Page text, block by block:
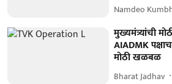
Namdeo
मुख्यमंत्र्यांची
AIADMK
मोठी खळबळ
Bharat Jadhav